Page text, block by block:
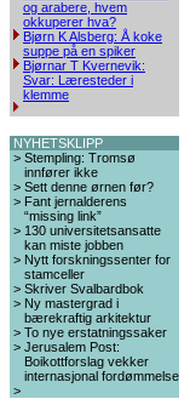
og arabere, hvem
okkuperer hva?
Bjørn K Alsberg: Å koke
suppe på en spiker
Bjørnar T Kvernevik:
Svar: Læresteder i
klemme
NYHETSKLIPP
> Stempling: Tromsø
innfører ikke
> Sett denne ørnen før?
> Fant jernalderens
“missing link”
> 130 universitetsansatte
kan miste jobben
> Nytt forskningssenter for
stamceller
> Skriver Svalbardbok
> Ny mastergrad i
bærekraftig arkitektur
> To nye erstatningssaker
> Jerusalem Post:
Boikottforslag vekker
internasjonal fordømmelse
>